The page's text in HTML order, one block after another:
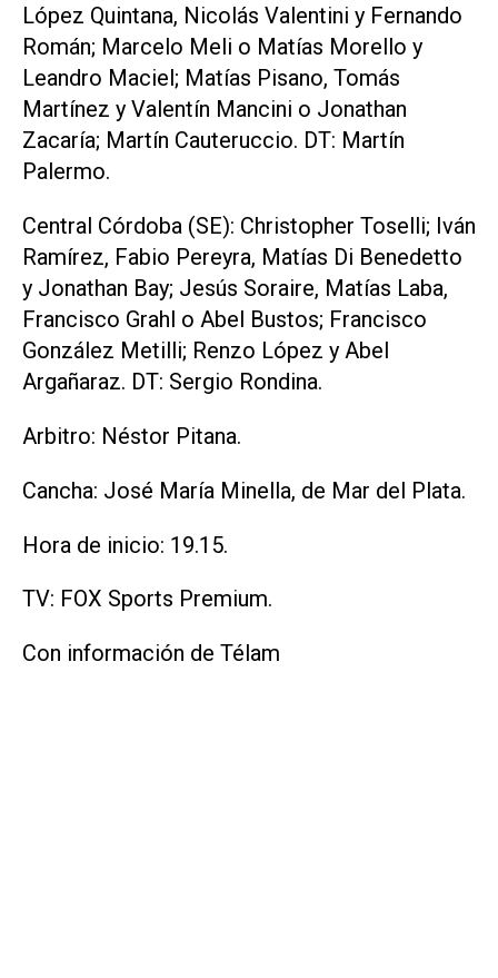
López Quintana, Nicolás Valentini y Fernando
Román; Marcelo Meli o Matías Morello y
Leandro Maciel; Matías Pisano, Tomás
Martínez y Valentín Mancini o Jonathan
Zacaría; Martín Cauteruccio. DT: Martín
Palermo.
Central Córdoba (SE): Christopher Toselli; Iván
Ramírez, Fabio Pereyra, Matías Di Benedetto
y Jonathan Bay; Jesús Soraire, Matías Laba,
Francisco Grahl o Abel Bustos; Francisco
González Metilli; Renzo López y Abel
Argañaraz. DT: Sergio Rondina.
Arbitro: Néstor Pitana.
Cancha: José María Minella, de Mar del Plata.
Hora de inicio: 19.15.
TV: FOX Sports Premium.
Con información de Télam